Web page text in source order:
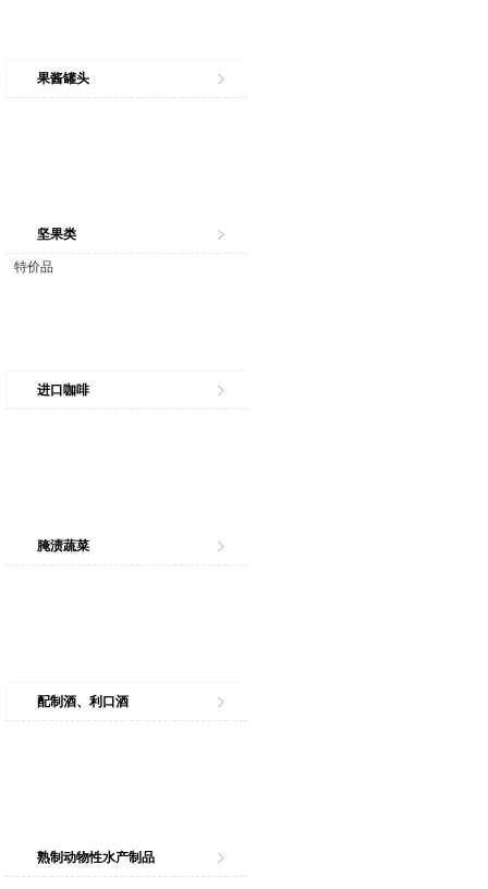
果酱罐头
坚果类
特价品
进口咖啡
腌渍蔬菜
配制酒、利口酒
熟制动物性水产制品